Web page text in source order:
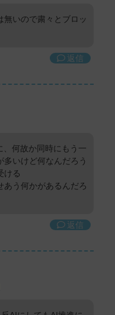
いので粛々とブロッ
返信
、何故か同時にもう一
いけど何なんだろう
ける
あう何かがあるんだろ
返信